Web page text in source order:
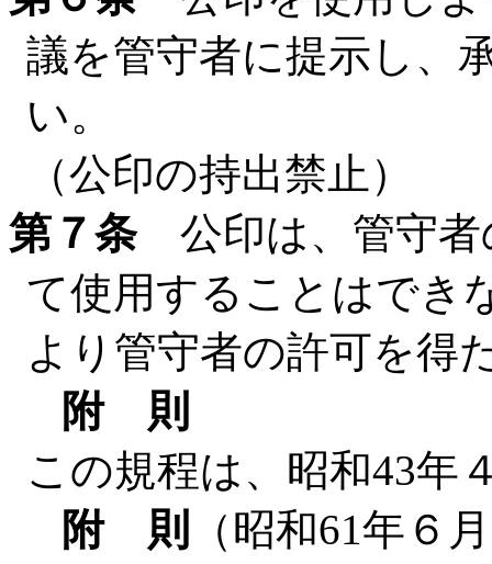
議を管守者に提示し、
い。
（公印の持出禁止）
第７条公印は、管守者
て使用することはでき
より管守者の許可を得
附 則
この規程は、昭和43年
附 則
（昭和61年６